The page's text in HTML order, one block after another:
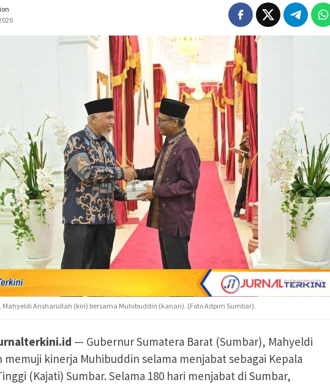
Mahyeldi Ansharullah (kiri) bersama Muhibuddin (kanan). (Foto Adpim Sumbar).
— Gubernur Sumatera Barat (Sumbar), Mahyeldi
memuji kinerja Muhibuddin selama menjabat sebagai Kepala
(Kajati) Sumbar. Selama 180 hari menjabat di Sumbar,